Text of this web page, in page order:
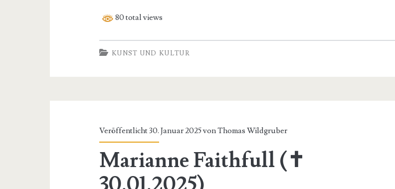
80 total views
KUNST UND KULTUR
Veröffentlicht 30. Januar 2025 vonThomas Wildgruber
Marianne Faithfull (✝